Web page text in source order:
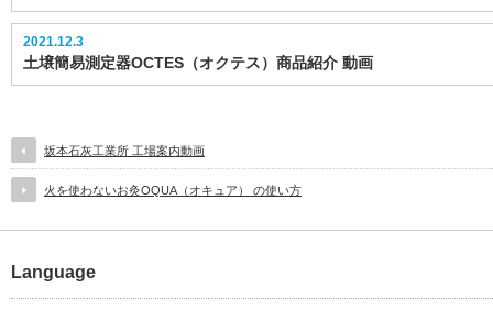
2021.12.3
土壌簡易測定器OCTES（オクテス）商品紹介 動画
坂本石灰工業所 工場案内動画
火を使わないお灸OQUA（オキュア） の使い方
Language